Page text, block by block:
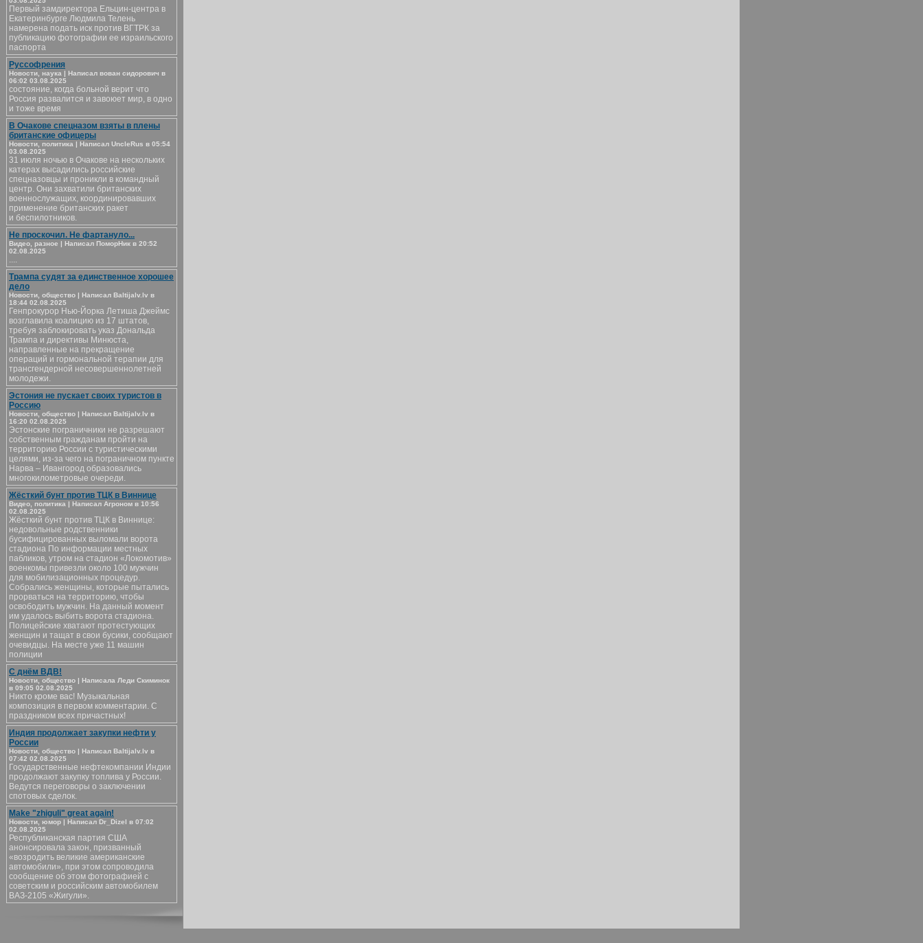
Первый замдиректора Ельцин-центра в
Екатеринбурге Людмила Телень
намерена подать иск против ВГТРК за
публикацию фотографии ее израильского
паспорта
Руссофрения
Новости, наука | Написал вован сидорович в
06:02 03.08.2025
состояние, когда больной верит что
Россия развалится и завоюет мир, в одно
и тоже время
В Очакове спецназом взяты в плены
британские офицеры
Новости, политика | Написал UncleRus в 05:54
03.08.2025
31 июля ночью в Очакове на нескольких
катерах высадились российские
спецназовцы и проникли в командный
центр. Они захватили британских
военнослужащих, координировавших
применение британских ракет
и беспилотников.
Не проскочил. Не фартануло...
Видео, разное | Написал ПоморНик в 20:52
02.08.2025
....
Трампа судят за единственное хорошее
дело
Новости, общество | Написал Baltijalv.lv в
18:44 02.08.2025
Генпрокурор Нью-Йорка Летиша Джеймс
возглавила коалицию из 17 штатов,
требуя заблокировать указ Дональда
Трампа и директивы Минюста,
направленные на прекращение
операций и гормональной терапии для
трансгендерной несовершеннолетней
молодежи.
Эстония не пускает своих туристов в
Россию
Новости, общество | Написал Baltijalv.lv в
16:20 02.08.2025
Эстонские пограничники не разрешают
собственным гражданам пройти на
территорию России с туристическими
целями, из-за чего на пограничном пункте
Нарва – Ивангород образовались
многокилометровые очереди.
Жёсткий бунт против ТЦК в Виннице
Видео, политика | Написал Агроном в 10:56
02.08.2025
Жёсткий бунт против ТЦК в Виннице:
недовольные родственники
бусифицированных выломали ворота
стадиона По информации местных
пабликов, утром на стадион «Локомотив»
военкомы привезли около 100 мужчин
для мобилизационных процедур.
Собрались женщины, которые пытались
прорваться на территорию, чтобы
освободить мужчин. На данный момент
им удалось выбить ворота стадиона.
Полицейские хватают протестующих
женщин и тащат в свои бусики, сообщают
очевидцы. На месте уже 11 машин
полиции
С днём ВДВ!
Новости, общество | Написала Леди Скиминок
в 09:05 02.08.2025
Никто кроме вас! Музыкальная
композиция в первом комментарии. С
праздником всех причастных!
Индия продолжает закупки нефти у
России
Новости, общество | Написал Baltijalv.lv в
07:42 02.08.2025
Государственные нефтекомпании Индии
продолжают закупку топлива у России.
Ведутся переговоры о заключении
спотовых сделок.
Make "zhiguli" great again!
Новости, юмор | Написал Dr_Dizel в 07:02
02.08.2025
Республиканская партия США
анонсировала закон, призванный
«возродить великие американские
автомобили», при этом сопроводила
сообщение об этом фотографией с
советским и российским автомобилем
ВАЗ-2105 «Жигули».